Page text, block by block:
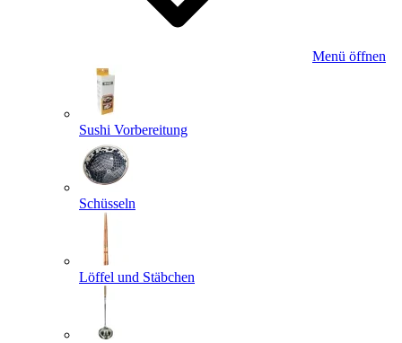
Menü öffnen
Sushi Vorbereitung
Schüsseln
Löffel und Stäbchen